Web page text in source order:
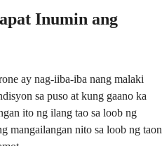
Inumin ang
ay nag-iiba-iba nang malaki
sa puso at kung gaano ka
ito ng ilang tao sa loob ng
mangailangan nito sa loob ng taon